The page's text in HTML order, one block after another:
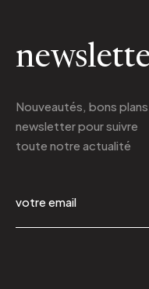
Nouveautés, bons
newsletterpour suivre
toute notre actualité